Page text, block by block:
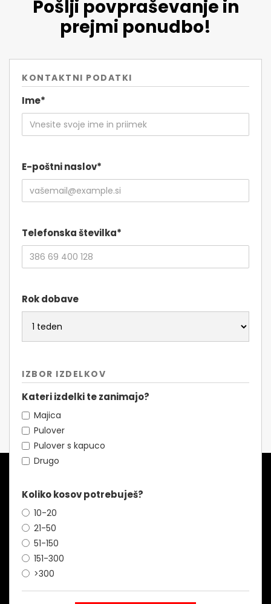
Pošlji povpraševanje in
prejmi ponudbo!
KONTAKTNI PODATKI
Ime*
E-poštni naslov*
Telefonska številka*
Rok dobave
IZBOR IZDELKOV
Kateri izdelki te zanimajo?
Majica
Pulover
Pulover s kapuco
Drugo
Koliko kosov potrebuješ?
10-20
21-50
51-150
151-300
>300